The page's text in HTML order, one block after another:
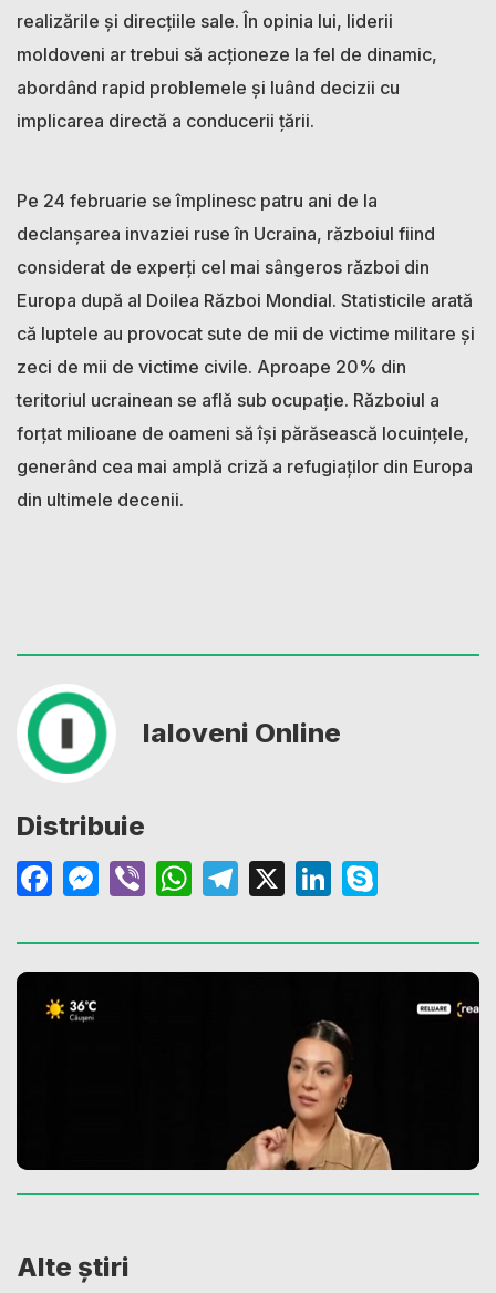
realizările și direcțiile sale. În opinia lui, liderii
moldoveni ar trebui să acționeze la fel de dinamic,
abordând rapid problemele și luând decizii cu
implicarea directă a conducerii țării.
Pe 24 februarie se împlinesc patru ani de la
declanșarea invaziei ruse în Ucraina, războiul fiind
considerat de experți cel mai sângeros război din
Europa după al Doilea Război Mondial. Statisticile arată
că luptele au provocat sute de mii de victime militare și
zeci de mii de victime civile. Aproape 20% din
teritoriul ucrainean se află sub ocupație. Războiul a
forțat milioane de oameni să își părăsească locuințele,
generând cea mai amplă criză a refugiaților din Europa
din ultimele decenii.
Ialoveni Online
Distribuie
Facebook
Messenger
ViberWhatsApp
Telegram
X LinkedIn
Alte știri